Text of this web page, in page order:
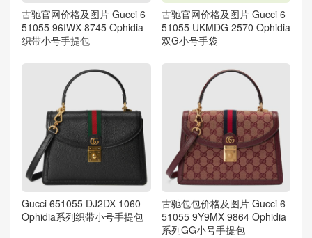
古驰官网价格及图片 Gucci 6
51055 96IWX 8745 Ophidia
织带小号手提包
古驰官网价格及图片 Gucci 6
51055 UKMDG 2570 Ophidia
双G小号手袋
Gucci 651055 DJ2DX 1060
Ophidia系列织带小号手提包
古驰包包价格及图片 Gucci 6
51055 9Y9MX 9864 Ophidia
系列GG小号手提包